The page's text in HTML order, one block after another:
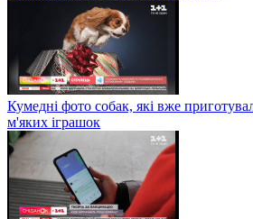
Кумедні фото собак, які вже
м'яких іграшок